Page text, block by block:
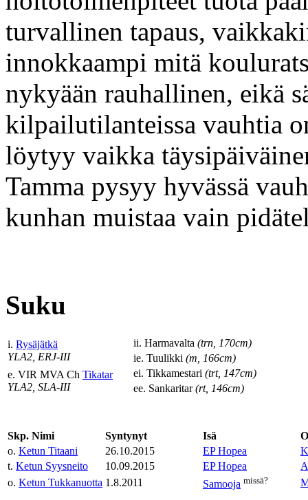
turvallinen tapaus,
innokkaampi mitä
nykyään rauhallinen, eikä
kilpailutilanteissa vauhtia
löytyy vaikka
Tamma pysyy hyvässä
kunhan muistaa vain
Suku
i. Rysäjätkä
YLA2, ERJ-III
ii. Harmavalta (trn, 170cm)
ie. Tuulikki (m, 166cm)
e. VIR MVA Ch Tikatar
YLA2, SLA-III
ei. Tikkamestari (trt, 147cm)
ee. Sankaritar(rt, 146cm)
Skp. Nimi Syntynyt Isä
o. Ketun Titaani 26.10.2015 EP Hopea
t. Ketun Syysneito 10.09.2015 EP Hopea
o. Ketun Tukkanuotta 1.8.2011 Samooja missä?